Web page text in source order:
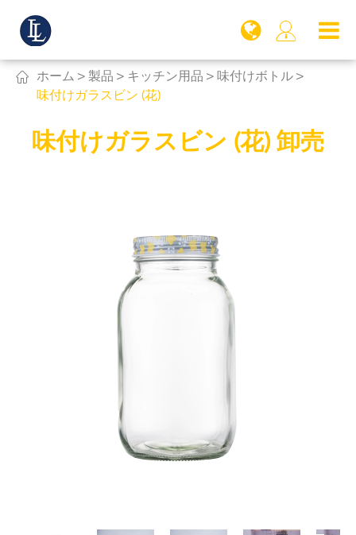

 ホーム 製品 キッチン用品
味付けボトル
味付けガラスビン (花)
味付けガラスビン (花) 卸売